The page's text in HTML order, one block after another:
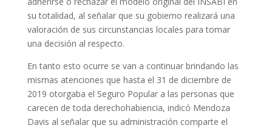
su totalidad, al señalar que su gobierno realizará una
valoración de sus circunstancias locales para tomar
una decisión al respecto.
En tanto esto ocurre se van a continuar brindando las
mismas atenciones que hasta el 31 de diciembre de
2019 otorgaba el Seguro Popular a las personas que
carecen de toda derechohabiencia, indicó Mendoza
Davis al señalar que su administración comparte el